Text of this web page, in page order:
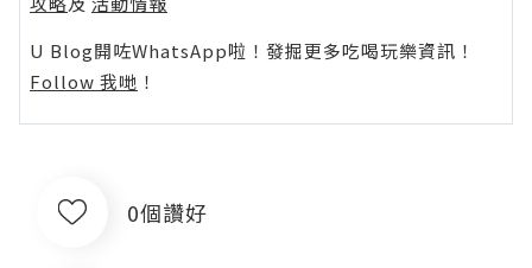
U Blog開咗WhatsApp啦！發掘更多吃喝玩樂資訊！
Follow 我哋 ！
0個讚好